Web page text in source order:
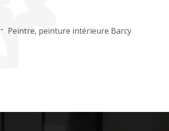
Peintre, peinture intérieure Barcy